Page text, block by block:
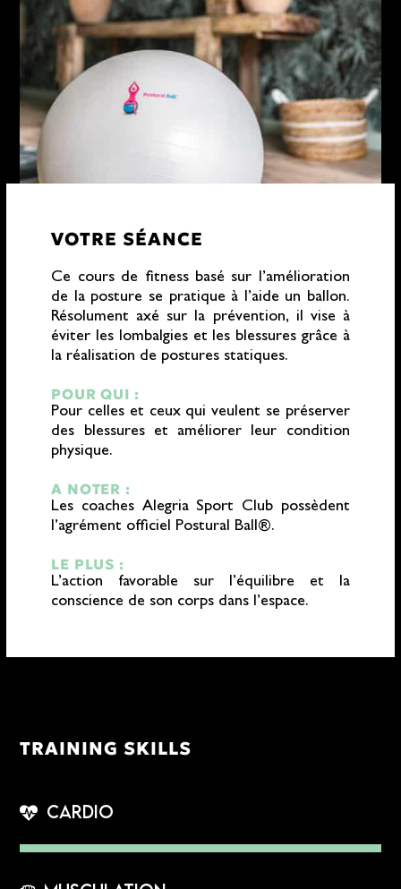
VOTRE SÉANCE
Ce cours de fitness basé sur l’amélioration
de la posture se pratique à l’aide un ballon.
Résolument axé sur la prévention, il vise à
éviter les lombalgies et les blessures grâce à
la réalisation de postures statiques.
POUR QUI :
Pour celles et ceux qui veulent se préserver
des blessures et améliorer leur condition
physique.
A NOTER :
Les coaches Alegria Sport Club possèdent
l’agrément officiel Postural Ball®.
LE PLUS :
L’action favorable sur l’équilibre et la
conscience de son corps dans l’espace.
TRAINING SKILLS
Cardio